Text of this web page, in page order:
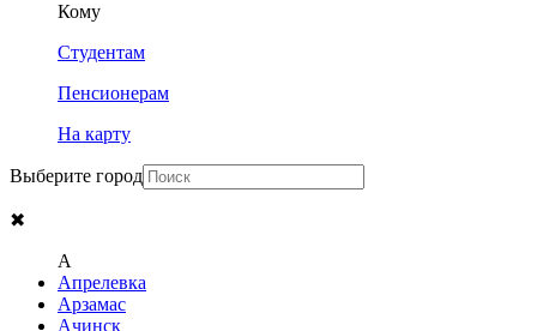
Кому
Студентам
Пенсионерам
На карту
Выберите город
✖
A
Апрелевка
Арзамас
Ачинск